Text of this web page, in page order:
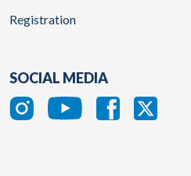
Registration
SOCIAL MEDIA